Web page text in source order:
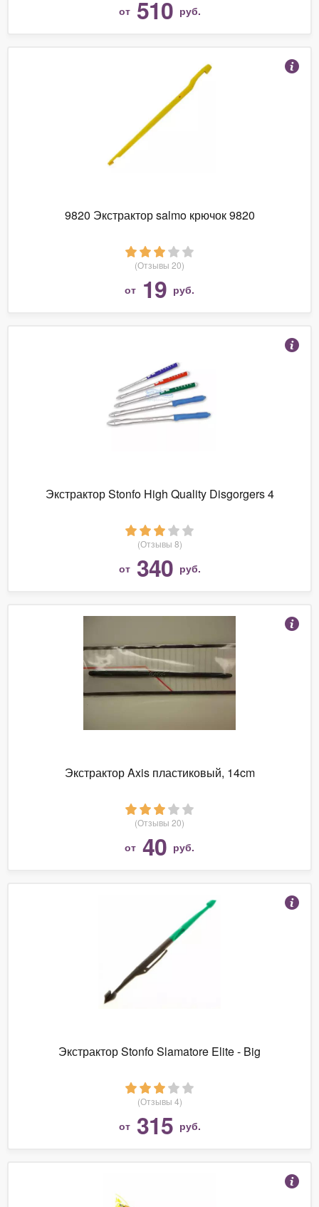
от 510 руб.
9820 Экстрактор salmo крючок 9820
(Отзывы 20)
от 19 руб.
Экстрактор Stonfo High Quality Disgorgers 4
(Отзывы 8)
от 340 руб.
Экстрактор Axis пластиковый, 14cm
(Отзывы 20)
от 40 руб.
Экстрактор Stonfo Slamatore Elite - Big
(Отзывы 4)
от 315 руб.